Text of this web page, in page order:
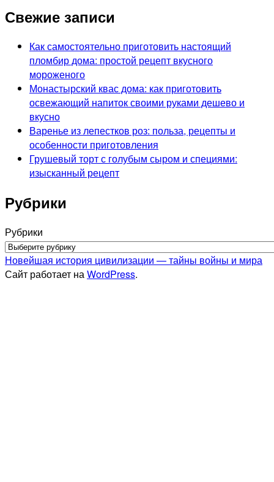
Свежие записи
Как самостоятельно приготовить настоящий
пломбир дома: простой рецепт вкусного
мороженого
Монастырский квас дома: как приготовить
освежающий напиток своими руками дешево и
вкусно
Варенье из лепестков роз: польза, рецепты и
особенности приготовления
Грушевый торт с голубым сыром и специями:
изысканный рецепт
Рубрики
Рубрики
Новейшая история цивилизации — тайны войны и мира
Сайт работает наWordPress.